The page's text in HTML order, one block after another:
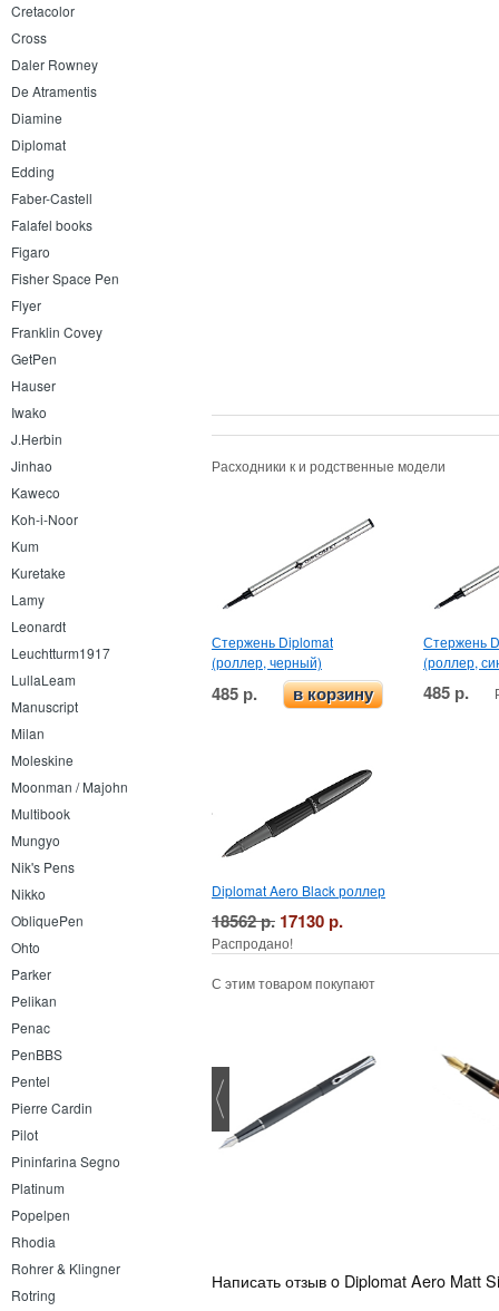
Cretacolor
Cross
Daler Rowney
De Atramentis
Diamine
Diplomat
Edding
Faber-Castell
Falafel books
Figaro
Fisher Space Pen
Flyer
Franklin Covey
GetPen
Hauser
Iwako
J.Herbin
Jinhao
Kaweco
Koh-i-Noor
Kum
Kuretake
Lamy
Leonardt
Leuchtturm1917
LullaLeam
Manuscript
Milan
Moleskine
Moonman / Majohn
Multibook
Mungyo
Nik's Pens
Nikko
ObliquePen
Ohto
Parker
Pelikan
Penac
PenBBS
Pentel
Pierre Cardin
Pilot
Pininfarina Segno
Platinum
Popelpen
Rhodia
Rohrer & Klingner
Rotring
Расходники к и родственные модели
Стержень Diplomat
(роллер, черный)
485 р. в корзину
Стержень
(роллер,
485 р.
Diplomat Aero Black роллер
18562 р. 17130 р.
Распродано!
С этим товаром покупают
Написать отзыв o Diplomat Aero Matt